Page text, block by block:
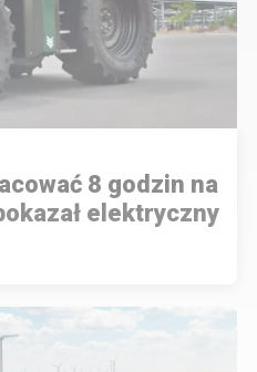
8 godzin na
elektryczny